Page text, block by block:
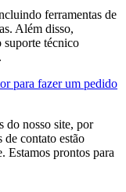
ferramentas de
Além disso,
suporte técnico
para fazer um pedido
do nosso site, por
contato estão
Estamos prontos para